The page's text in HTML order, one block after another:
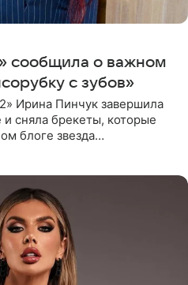
сообщила о важном
с зубов»
Ирина Пинчук завершила
сняла брекеты, которые
блоге звезда